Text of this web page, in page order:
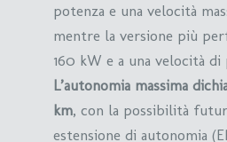
potenza e una velocità
mentre la versione più
160 kW e a una velocità di
L’autonomia massima
km, con la possibilità
estensione di autonomia